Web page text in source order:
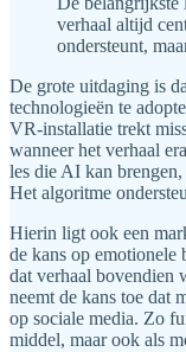
verhaal altijd
ondersteunt,
De grote uitdaging is
technologieën te
VR-installatie trekt
wanneer het verhaal
les die AI kan
Het algoritme
Hierin ligt ook een
de kans op emotionele
dat verhaal bovendien
neemt de kans toe dat
op sociale media. Zo
middel, maar ook als